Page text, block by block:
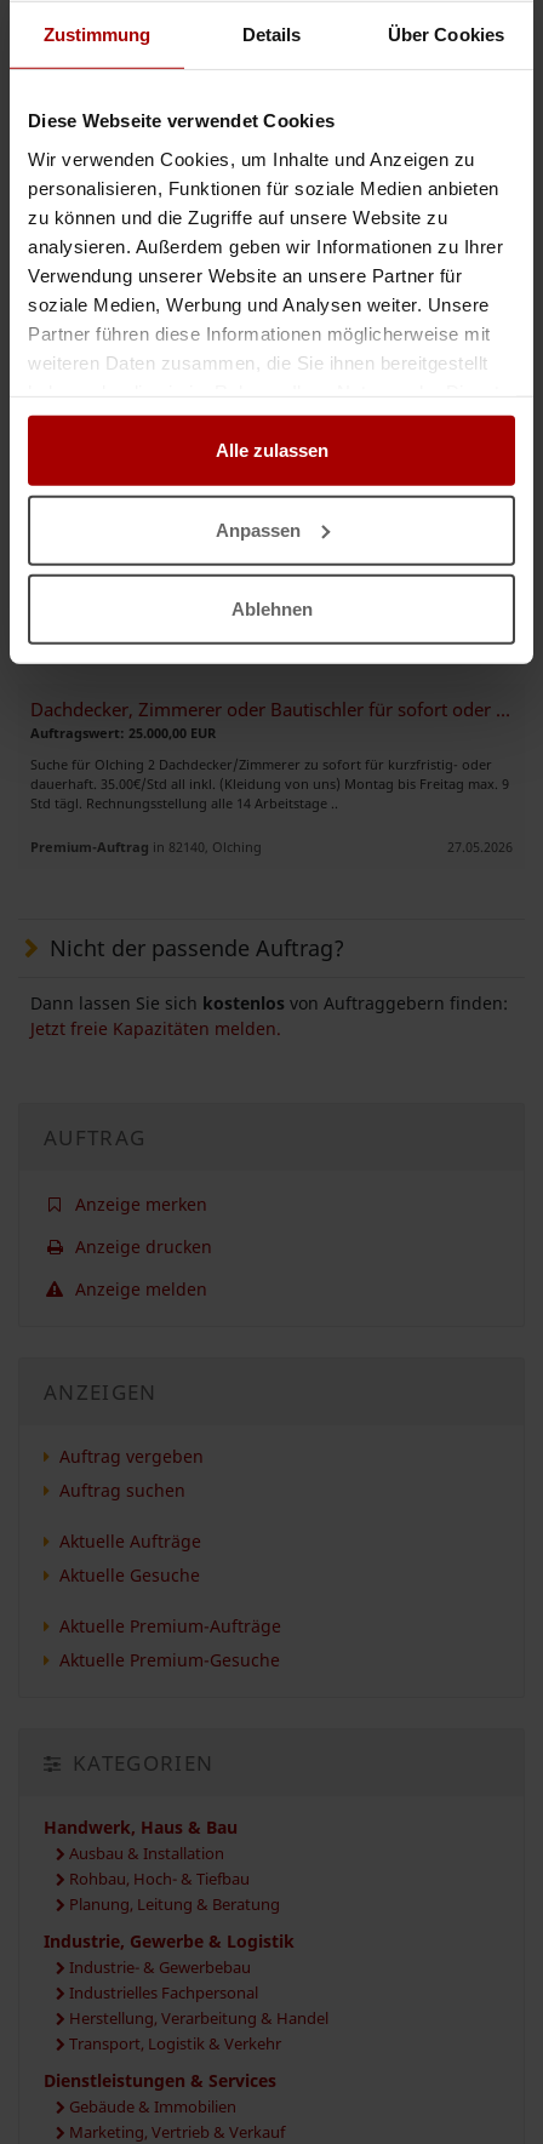
Zustimmung Details Über Cookies
Diese Webseite verwendet Cookies
Wir verwenden Cookies, um Inhalte und Anzeigen zu
personalisieren, Funktionen für soziale Medien anbieten
zu können und die Zugriffe auf unsere Website zu
analysieren. Außerdem geben wir Informationen zu Ihrer
Verwendung unserer Website an unsere Partner für
soziale Medien, Werbung und Analysen weiter. Unsere
Partner führen diese Informationen möglicherweise mit
weiteren Daten zusammen, die Sie ihnen bereitgestellt
gesammelt haben.
Alle zulassen
Anpassen
Ablehnen
Weitere Premium-Aufträge
Bauvorhaben in Bonn suchen wir ab circa September erfahrene und
zuverlässige Fassadenmonteure beziehungsweise eine eingespielte Mont ..
Premium-Auftrag in 53227, Bonn
Erfahrene Fassadenbauer (WDVS) / Kolonnen
Auftragswert: 200.000,00 EUR
Für mehrere Bauprojekte in Köln und Umgebung suchen wir aktuell 3–4
erfahrene Kolonnen oder einzelne Mitarbeiter im Bereich Fassadenbau
SUCHE Montagekolonne PR-Fassade
Riegel-Fassaden für eines unserer Projekte in Berlin. Ausführung ab Mitte
Premium-Auftrag 27.05.2026
Dachdecker, Zimmerer oder Bautischler für sofort oder später
Auftragswert: 25.000,00 EUR
Suche für Olching 2 Dachdecker/Zimmerer zu sofort für kurzfristig- oder
dauerhaft. 35.00€/Std all inkl. (Kleidung von uns) Montag bis Freitag max. 9
Std tägl. Rechnungsstellung alle 14 Arbeitstage ..
Premium-Auftrag in 82140, Olching 27.05.2026
Nicht der passende Auftrag?
Dann lassen Sie sich kostenlos von Auftraggebern finden:
Jetzt freie Kapazitäten melden.
AUFTRAG
Anzeige merken
Anzeige drucken
Anzeige melden
ANZEIGEN
Auftrag vergeben
Auftrag suchen
Aktuelle Aufträge
Aktuelle Gesuche
Aktuelle Premium-Aufträge
Aktuelle Premium-Gesuche
KATEGORIEN
Handwerk, Haus & Bau
Ausbau & Installation
Rohbau, Hoch- & Tiefbau
Planung, Leitung & Beratung
Industrie, Gewerbe & Logistik
Industrie- & Gewerbebau
Industrielles Fachpersonal
Herstellung, Verarbeitung & Handel
Transport, Logistik & Verkehr
Dienstleistungen & Services
Gebäude & Immobilien
Marketing, Vertrieb & Verkauf